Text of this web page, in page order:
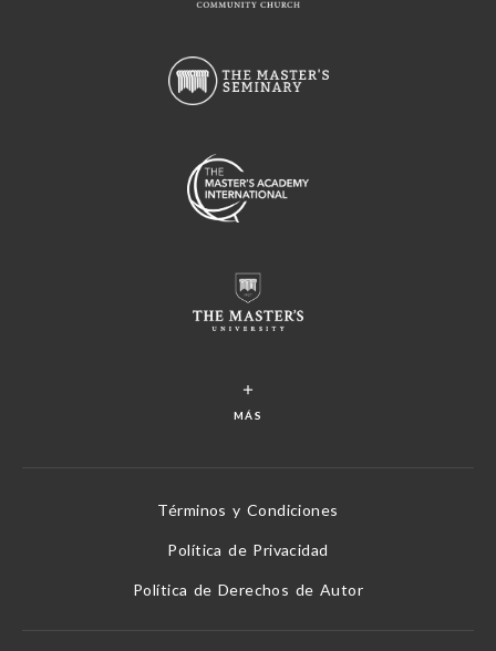
MÁS
Términos y Condiciones
Política de Privacidad
Política de Derechos de Autor